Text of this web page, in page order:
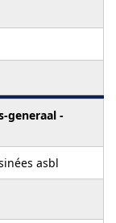
generaal -
asbl